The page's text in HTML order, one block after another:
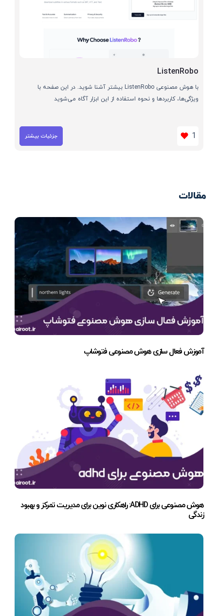
ListenRobo
با هوش مصنوعی ListenRobo بیشتر آشنا شوید. در این صفحه با
ویژگی‌ها، کاربردها و نحوه استفاده از این ابزار آگاه می‌شوید
1 جزئیات بیشتر
مقالات
آموزش فعال سازی هوش مصنوعی فتوشاپ
هوش مصنوعی برای ADHD: راهکاری نوین برای مدیریت تمرکز و بهبود
زندگی